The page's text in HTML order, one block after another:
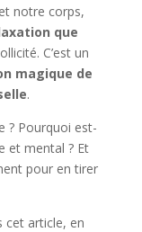
notre corps,
que
C’est un
magique de
.
? Pourquoi est-
et mental ? Et
pour en tirer
cet article, en